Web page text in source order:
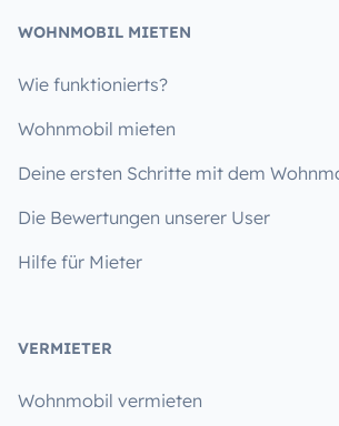
WOHNMOBIL MIETEN
Wie funktionierts?
Wohnmobil mieten
Deine ersten Schritte mit dem
Die Bewertungen unserer User
Hilfe für Mieter
VERMIETER
Wohnmobil vermieten